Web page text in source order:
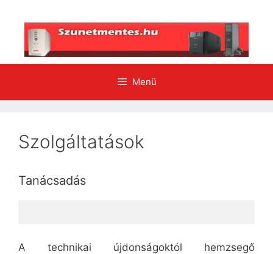
tartalomba
Menü
Szolgáltatások
Tanácsadás
A technikai újdonságoktól hemzsegő